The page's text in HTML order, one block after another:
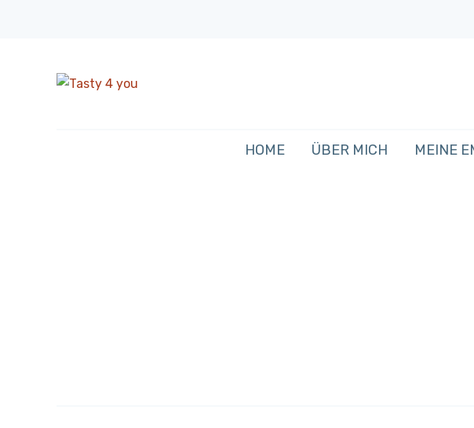
HOME ÜBER MICH MEINE